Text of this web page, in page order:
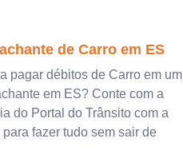
de Carro em ES
pagar débitos de Carro em um
em ES? Conte com a
do Portal do Trânsito com a
fazer tudo sem sair de